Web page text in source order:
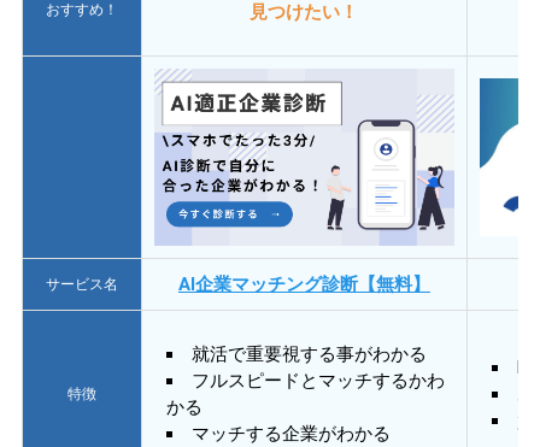
おすすめ！
見つけたい！
サービス名 AI企業マッチング診断【無料】
特徴
就活で重要視する事がわかる
フルスピードとマッチするかわ
かる
マッチする企業がわかる
質